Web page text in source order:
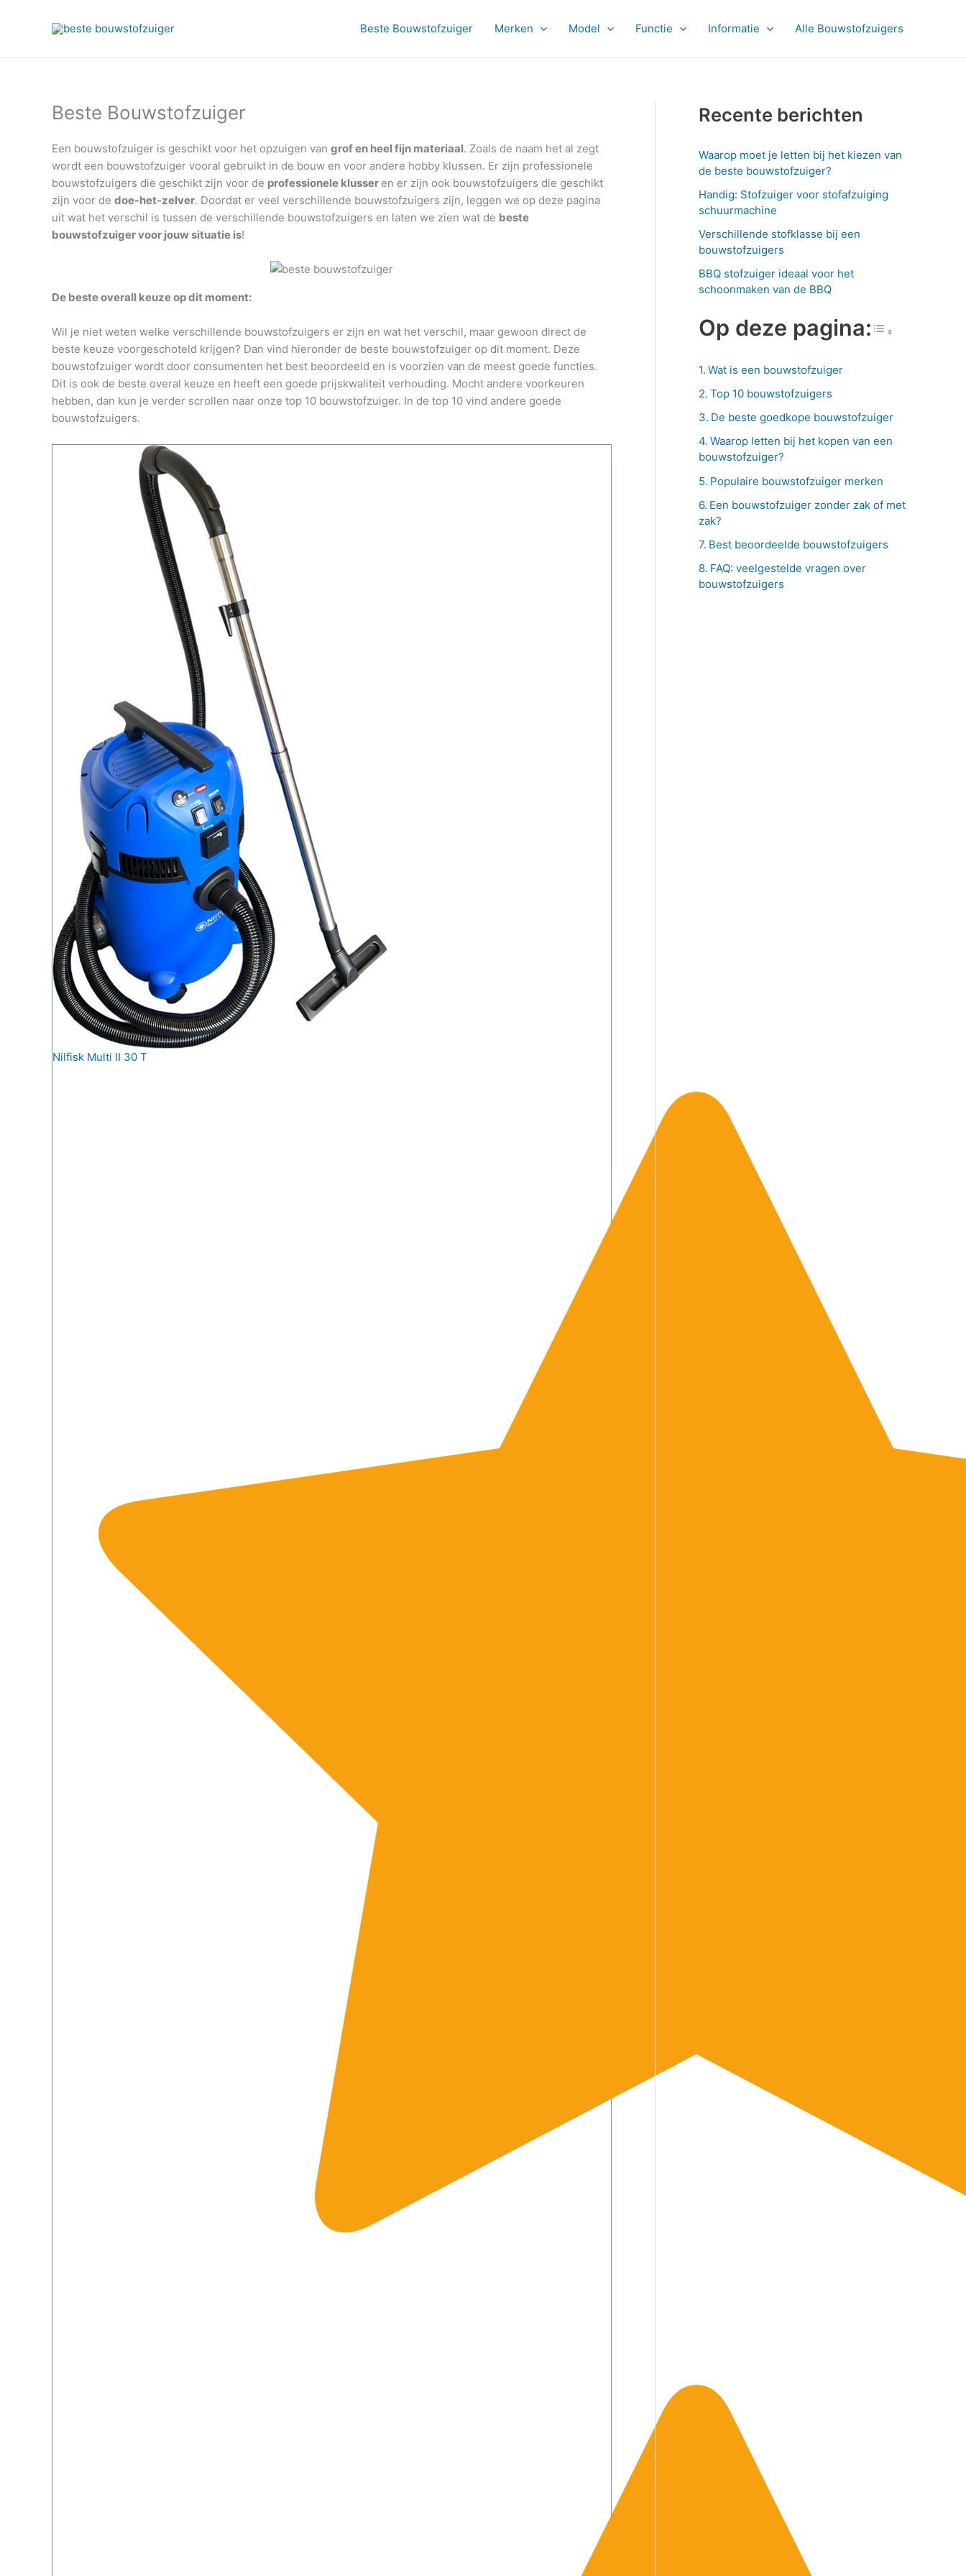
inhoud
Beste Bouwstofzuiger Merken Model Functie Informatie Alle Bouwstofzuigers
Beste Bouwstofzuiger
Een bouwstofzuiger is geschikt voor het opzuigen van grof en heel fijn materiaal. Zoals de naam het al zegt
wordt een bouwstofzuiger vooral gebruikt in de bouw en voor andere hobby klussen. Er zijn professionele
bouwstofzuigers die geschikt zijn voor de professionele klusser en er zijn ook bouwstofzuigers die geschikt
zijn voor de doe-het-zelver. Doordat er veel verschillende bouwstofzuigers zijn, leggen we op deze pagina
uit wat het verschil is tussen de verschillende bouwstofzuigers en laten we zien wat de beste
bouwstofzuiger voor jouw situatie is!
De beste overall keuze op dit moment:
Wil je niet weten welke verschillende bouwstofzuigers er zijn en wat het verschil, maar gewoon direct de
beste keuze voorgeschoteld krijgen? Dan vind hieronder de beste bouwstofzuiger op dit moment. Deze
bouwstofzuiger wordt door consumenten het best beoordeeld en is voorzien van de meest goede functies.
Dit is ook de beste overal keuze en heeft een goede prijskwaliteit verhouding. Mocht andere voorkeuren
hebben, dan kun je verder scrollen naar onze top 10 bouwstofzuiger. In de top 10 vind andere goede
bouwstofzuigers.
Nilfisk Multi II 30 T
Recente berichten
Waarop moet je letten bij het kiezen van
de beste bouwstofzuiger?
Handig: Stofzuiger voor stofafzuiging
schuurmachine
Verschillende stofklasse bij een
bouwstofzuigers
BBQ stofzuiger ideaal voor het
schoonmaken van de BBQ
Op deze pagina:Toggle
Wat is een bouwstofzuiger
Top 10 bouwstofzuigers
De beste goedkope bouwstofzuiger
Waarop letten bij het kopen van een
bouwstofzuiger?
Populaire bouwstofzuiger merken
Een bouwstofzuiger zonder zak of met
zak?
Best beoordeelde bouwstofzuigers
FAQ: veelgestelde vragen over
bouwstofzuigers